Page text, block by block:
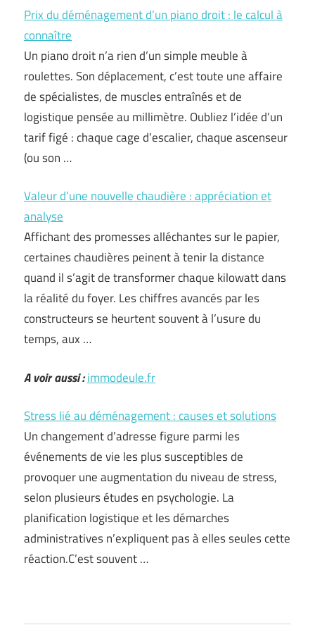
Prix du déménagement d’un piano droit : le calcul à
connaître
Un piano droit n’a rien d’un simple meuble à
roulettes. Son déplacement, c’est toute une affaire
de spécialistes, de muscles entraînés et de
logistique pensée au millimètre. Oubliez l’idée d’un
tarif figé : chaque cage d’escalier, chaque ascenseur
(ou son …
Valeur d’une nouvelle chaudière : appréciation et
analyse
Affichant des promesses alléchantes sur le papier,
certaines chaudières peinent à tenir la distance
quand il s’agit de transformer chaque kilowatt dans
la réalité du foyer. Les chiffres avancés par les
constructeurs se heurtent souvent à l’usure du
temps, aux …
A voir aussi :immodeule.fr
Stress lié au déménagement : causes et solutions
Un changement d’adresse figure parmi les
événements de vie les plus susceptibles de
provoquer une augmentation du niveau de stress,
selon plusieurs études en psychologie. La
planification logistique et les démarches
administratives n’expliquent pas à elles seules cette
réaction.C’est souvent …